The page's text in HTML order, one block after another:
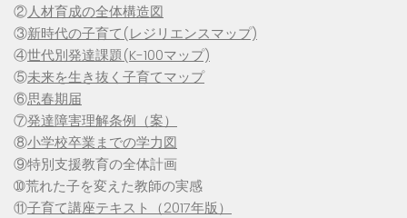
②人材育成の全体構造図
③新時代の子育て(レジリエンスマップ)
④世代別発達課題(K-100マップ)
⑤未来を生き抜く子育てマップ
⑥思春期届
⑦発達障害理解条例（案）
⑧小学校卒業までの学力図
⑨特別支援教育の全体計画
➉荒れた子を変えた教師の実感
⑪子育て講座テキスト（2017年版）